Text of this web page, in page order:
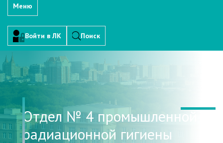
Меню
Войти в ЛК Поиск
Отдел № 4 промышленной
радиационной гигиены